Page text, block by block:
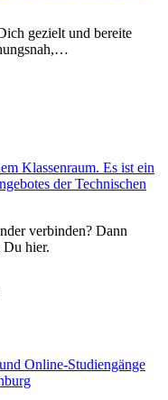
gezielt und bereite
verbinden? Dann
hier.